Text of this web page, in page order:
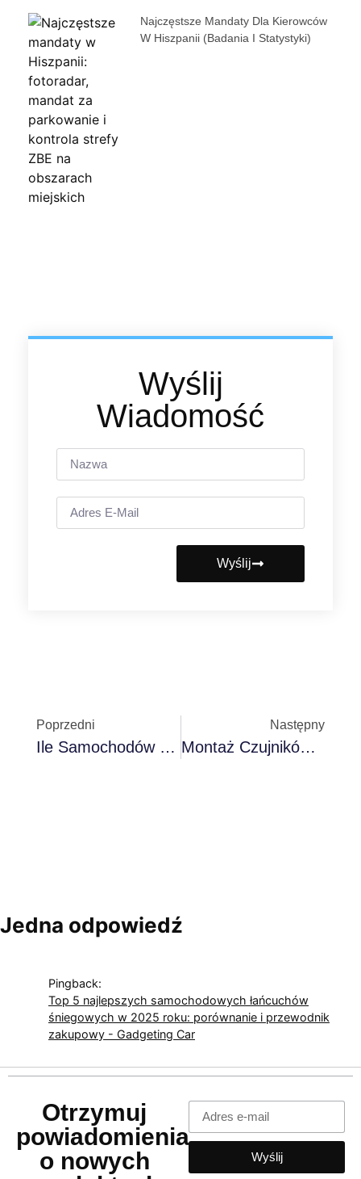
Najczęstsze Mandaty Dla Kierowców
W Hiszpanii (badania I Statystyki)
Wyślij
Wiadomość
Wyślij
Poprzedni
Ile Samochodów Będzie Na Świecie W 2025 Roku? Globalne Dane I Trendy
Następny
Montaż Czujników Parkowania: Praktyczne Porady Krok Po Kroku
Jedna odpowiedź
Pingback:
Top 5 najlepszych samochodowych łańcuchów
śniegowych w 2025 roku: porównanie i przewodnik
zakupowy - Gadgeting Car
Otrzymuj
powiadomienia
o nowych
Wyślij